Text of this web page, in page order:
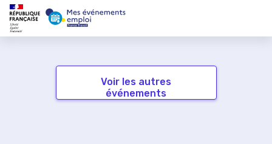
Voir les autres
événements